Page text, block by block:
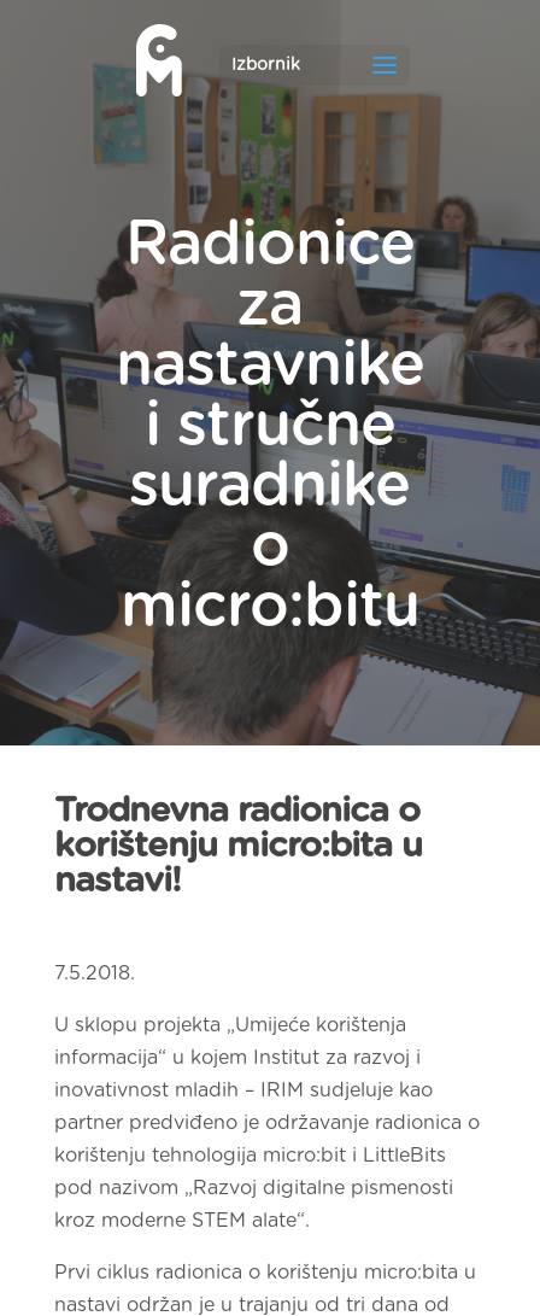
Radionice
za
nastavnike
i stručne
suradnike
o
micro:bitu
Trodnevna radionica o
korištenju micro:bita u
nastavi!
7.5.2018.
U sklopu projekta „Umijeće korištenja
informacija“ u kojem Institut za razvoj i
inovativnost mladih – IRIM sudjeluje kao
partner predviđeno je održavanje radionica o
korištenju tehnologija micro:bit i LittleBits
pod nazivom „Razvoj digitalne pismenosti
kroz moderne STEM alate“.
Prvi ciklus radionica o korištenju micro:bita u
nastavi održan je u trajanju od tri dana od